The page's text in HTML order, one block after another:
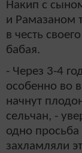
Накип с
и Рамазаном
в честь
бабая.
- Через 3-4
особенно во
начнут
сельчан, -
одно
захламляли